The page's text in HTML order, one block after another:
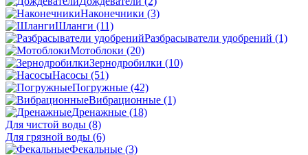
Наконечники (3)
Шланги (11)
Разбрасыватели удобрений (1)
Мотоблоки (20)
Зернодробилки (10)
Насосы (51)
Погружные (42)
Вибрационные (1)
Дренажные (18)
Для чистой воды (8)
Для грязной воды (6)
Фекальные (3)